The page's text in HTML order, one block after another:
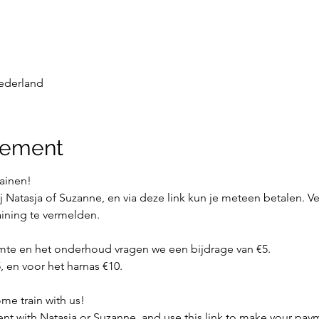
Natasja of Suzanne, en via deze link kun je meteen betalen.
te vermelden.
en het onderhoud vragen we een bijdrage van €5.
en voor het harnas €10.
train with us!